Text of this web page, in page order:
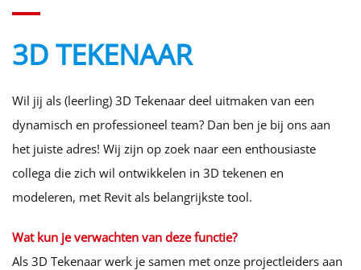
3D TEKENAAR
Wil jij als (leerling) 3D Tekenaar deel uitmaken van een
dynamisch en professioneel team? Dan ben je bij ons aan
het juiste adres! Wij zijn op zoek naar een enthousiaste
collega die zich wil ontwikkelen in 3D tekenen en
modeleren, met Revit als belangrijkste tool.
Wat kun je verwachten van deze functie?
Als 3D Tekenaar werk je samen met onze projectleiders aan